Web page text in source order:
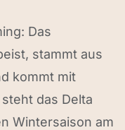
Das
stammt aus
kommt mit
das Delta
Wintersaison am